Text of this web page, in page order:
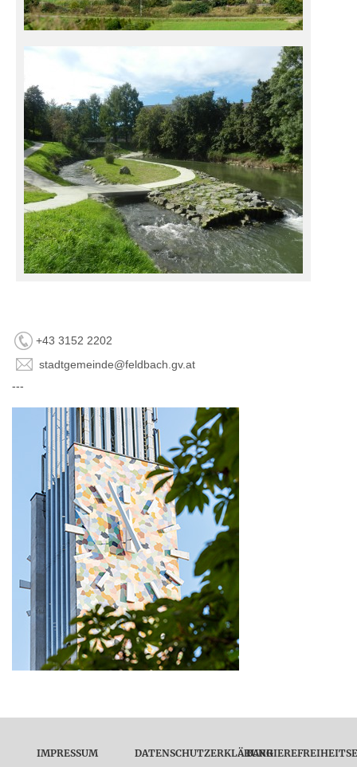
+43 3152 2202
stadtgemeinde@feldbach.gv.at
---
IMPRESSUM DATENSCHUTZERKLÄRUNG